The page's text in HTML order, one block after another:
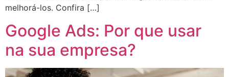
melhorá-los. Confira […]
Google Ads: Por que usar
na sua empresa?